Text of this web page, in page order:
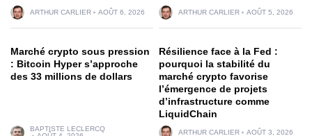
ARTHUR CARLIER AOÛT 6, 2026 ARTHUR CARLIER AOÛT 5, 2026
Marché crypto sous pression
: Bitcoin Hyper s’approche
des 33 millions de dollars
BAPTISTE LECLERCQ
Résilience face à la Fed :
pourquoi la stabilité du
marché crypto favorise
l’émergence de projets
d’infrastructure comme
LiquidChain
ARTHUR CARLIER AOÛT 3, 2026